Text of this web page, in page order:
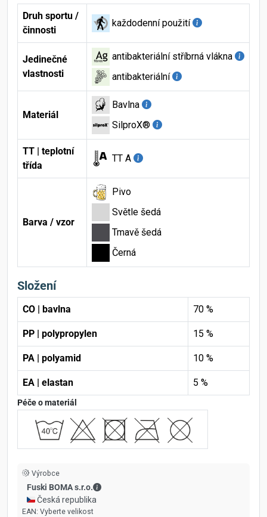
Druh sportu /
činnosti
každodenní použití
Jedinečné
vlastnosti
antibakteriální stříbrná vlákna
antibakteriální
Materiál
Bavlna
SilproX®
TT | teplotní
třída
TT A
Barva / vzor
Pivo
Světle šedá
Tmavě šedá
Černá
Složení
CO | bavlna 70 %
PP | polypropylen 15 %
PA | polyamid 10 %
EA | elastan 5 %
Péče o materiál
Výrobce
Fuski BOMA s.r.o.
Fuski BOMA s.r.o. - Kontaktní údaje
🇨🇿 Česká republika
EAN: Vyberte velikost